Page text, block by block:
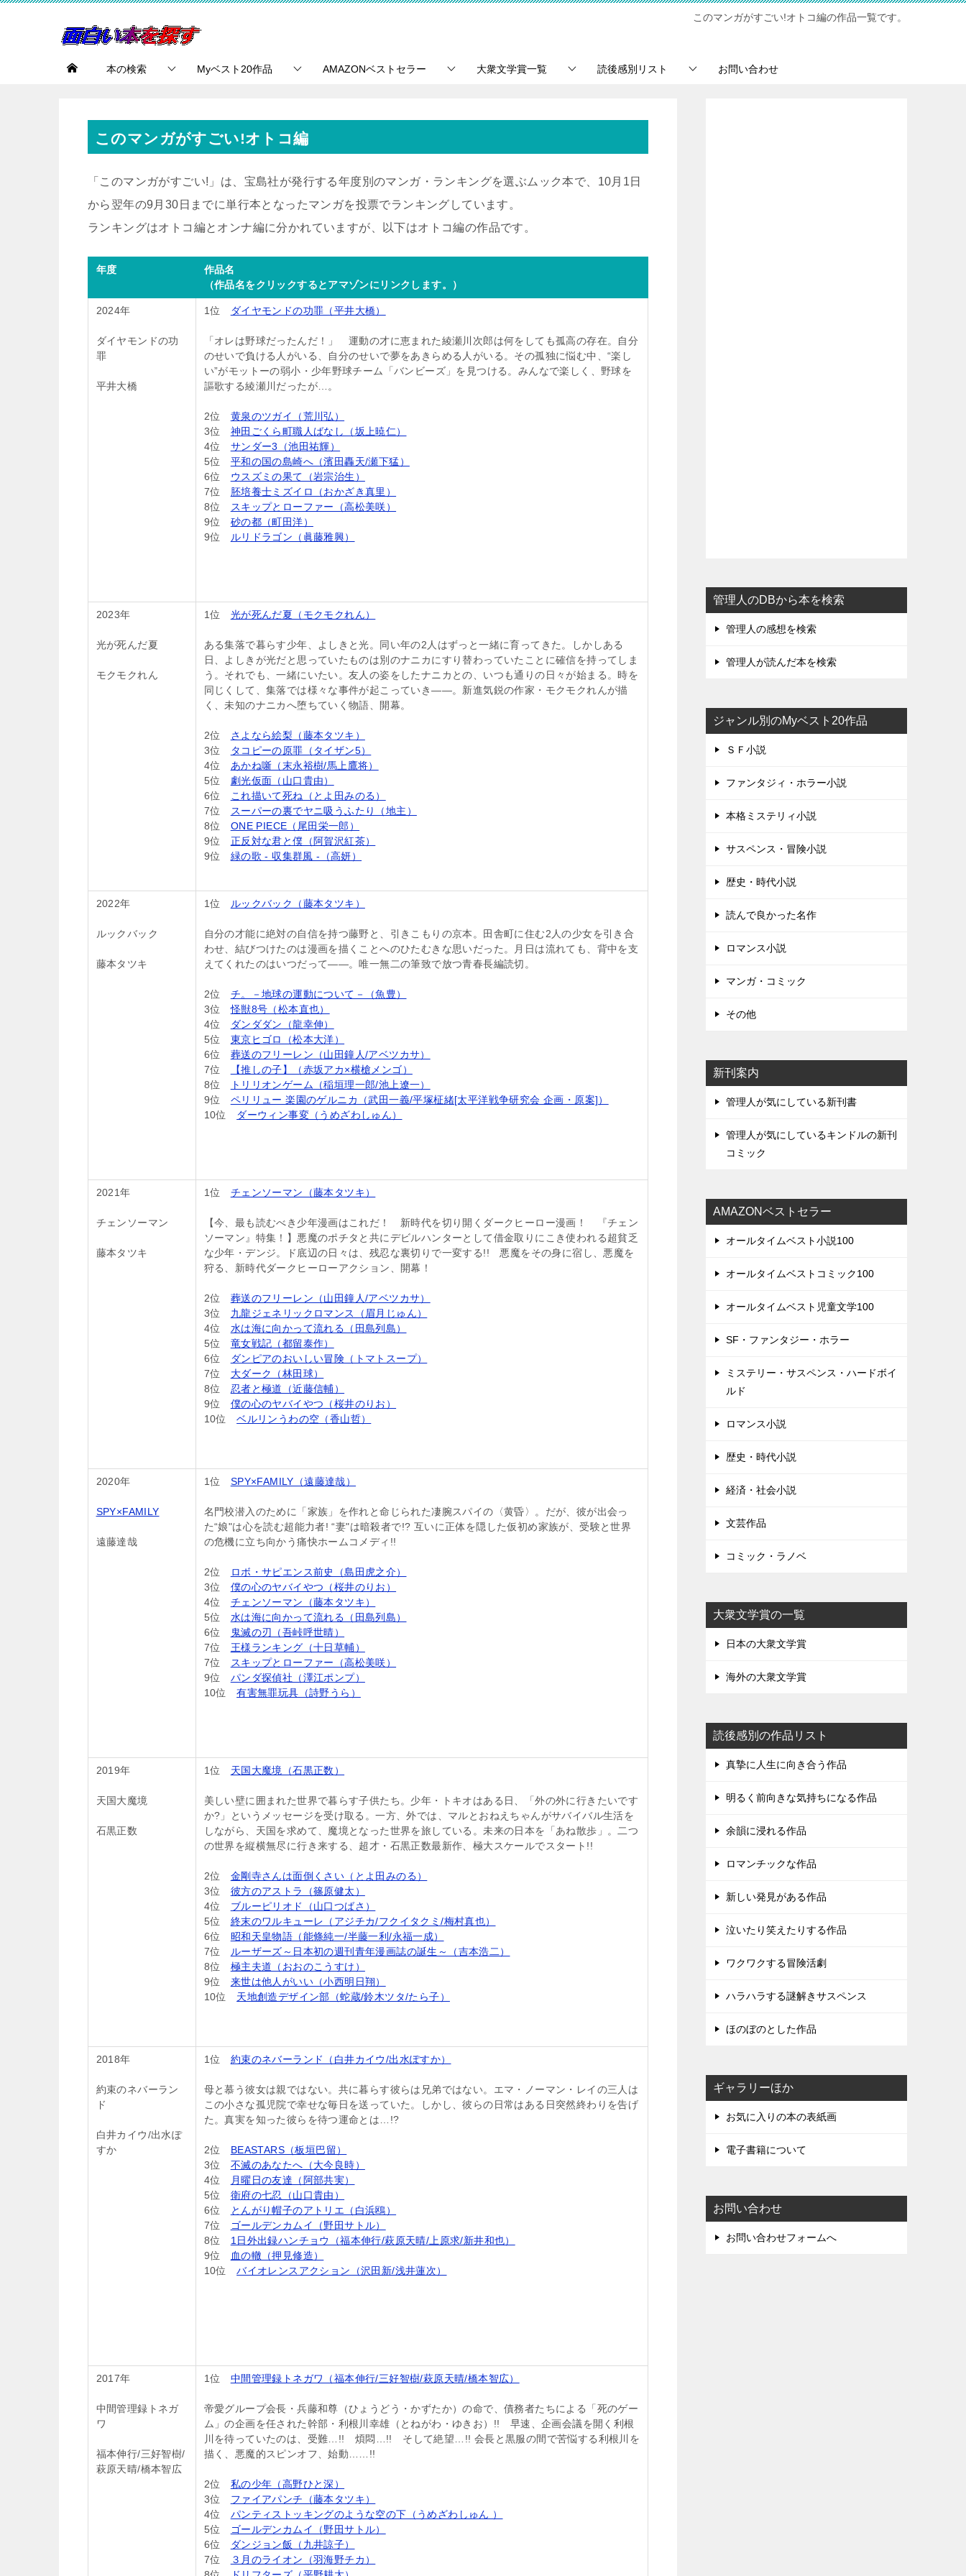
このマンガがすごい!オトコ編の作品一覧です。
本の検索 Myベスト20作品 AMAZONベストセラー 大衆文学賞一覧 読後感別リスト お問い合わせ
このマンガがすごい!オトコ編
「このマンガがすごい!」は、宝島社が発行する年度別のマンガ・ランキングを選ぶムック本で、10月1日
から翌年の9月30日までに単行本となったマンガを投票でランキングしています。
ランキングはオトコ編とオンナ編に分かれていますが、以下はオトコ編の作品です。
年度
作品名
（作品名をクリックするとアマゾンにリンクします。）
2024年
ダイヤモンドの功
罪
平井大橋
1位 ダイヤモンドの功罪（平井大橋）
「オレは野球だったんだ！」 運動の才に恵まれた綾瀬川次郎は何をしても孤高の存在。自分
のせいで負ける人がいる、自分のせいで夢をあきらめる人がいる。その孤独に悩む中、“楽し
い”がモットーの弱小・少年野球チーム「バンビーズ」を見つける。みんなで楽しく、野球を
謳歌する綾瀬川だったが…。
2位 黄泉のツガイ（荒川弘）
3位 神田ごくら町職人ばなし（坂上暁仁）
4位 サンダー3（池田祐輝）
5位 平和の国の島崎へ（濱田轟天/瀬下猛）
6位 ウスズミの果て（岩宗治生）
7位 胚培養士ミズイロ（おかざき真里）
8位
スキップとローファー（高松美咲）
9位 砂の都（町田洋）
9位
ルリドラゴン（眞藤雅興）
2023年
光が死んだ夏
モクモクれん
1位 光が死んだ夏（モクモクれん）
ある集落で暮らす少年、よしきと光。同い年の2人はずっと一緒に育ってきた。しかしある
日、よしきが光だと思っていたものは別のナニカにすり替わっていたことに確信を持ってしま
う。それでも、一緒にいたい。友人の姿をしたナニカとの、いつも通りの日々が始まる。時を
同じくして、集落では様々な事件が起こっていき――。新進気鋭の作家・モクモクれんが描
く、未知のナニカへ堕ちていく物語、開幕。
2位 さよなら絵梨（藤本タツキ）
3位
タコピーの原罪（タイザン5）
4位 あかね噺（末永裕樹/馬上鷹将）
5位 劇光仮面（山口貴由）
6位
これ描いて死ね（とよ田みのる）
7位
スーパーの裏でヤニ吸うふたり（地主）
8位 ONE PIECE（尾田栄一郎）
9位 正反対な君と僕（阿賀沢紅茶）
9位 緑の歌 - 収集群風 -（高妍）
2022年
ルックバック
藤本タツキ
1位 ルックバック（藤本タツキ）
自分の才能に絶対の自信を持つ藤野と、引きこもりの京本。田舎町に住む2人の少女を引き合
わせ、結びつけたのは漫画を描くことへのひたむきな思いだった。月日は流れても、背中を支
えてくれたのはいつだって――。唯一無二の筆致で放つ青春長編読切。
2位 チ。－地球の運動について－（魚豊）
3位怪獣8号（松本直也）
4位
ダンダダン（龍幸伸）
5位 東京ヒゴロ（松本大洋）
6位 葬送のフリーレン（山田鐘人/アベツカサ）
7位
【推しの子】（赤坂アカ×横槍メンゴ）
8位
トリリオンゲーム（稲垣理一郎/池上遼一）
9位 ペリリュー 楽園のゲルニカ（武田一義/平塚柾緒[太平洋戦争研究会 企画・原案]）
10位
ダーウィン事変（うめざわしゅん）
2021年
チェンソーマン
藤本タツキ
1位 チェンソーマン（藤本タツキ）
【今、最も読むべき少年漫画はこれだ！ 新時代を切り開くダークヒーロー漫画！ 『チェン
ソーマン』特集！】悪魔のポチタと共にデビルハンターとして借金取りにこき使われる超貧乏
な少年・デンジ。ド底辺の日々は、残忍な裏切りで一変する!! 悪魔をその身に宿し、悪魔を
狩る、新時代ダークヒーローアクション、開幕！
2位 葬送のフリーレン（山田鐘人/アベツカサ）
3位 九龍ジェネリックロマンス（眉月じゅん）
4位 水は海に向かって流れる（田島列島）
5位 竜女戦記（都留泰作）
6位
ダンピアのおいしい冒険（トマトスープ）
7位 大ダーク（林田球）
8位 忍者と極道（近藤信輔）
9位 僕の心のヤバイやつ（桜井のりお）
10位ベルリンうわの空（香山哲）
2020年
SPY×FAMILY
遠藤達哉
1位 SPY×FAMILY（遠藤達哉）
名門校潜入のために「家族」を作れと命じられた凄腕スパイの〈黄昏〉。だが、彼が出会っ
た“娘"は心を読む超能力者! “妻"は暗殺者で!? 互いに正体を隠した仮初め家族が、受験と世界
の危機に立ち向かう痛快ホームコメディ!!
2位
ロボ・サピエンス前史（島田虎之介）
3位 僕の心のヤバイやつ（桜井のりお）
4位 チェンソーマン（藤本タツキ）
5位 水は海に向かって流れる（田島列島）
6位
鬼滅の刃（吾峠呼世晴）
7位 王様ランキング（十日草輔）
7位
スキップとローファー（高松美咲）
9位 パンダ探偵社（澤江ポンプ）
10位有害無罪玩具（詩野うら）
2019年
天国大魔境
石黒正数
1位 天国大魔境（石黒正数）
美しい壁に囲まれた世界で暮らす子供たち。少年・トキオはある日、「外の外に行きたいです
か?」というメッセージを受け取る。一方、外では、マルとおねえちゃんがサバイバル生活を
しながら、天国を求めて、魔境となった世界を旅している。未来の日本を「あね散歩」。二つ
の世界を縦横無尽に行き来する、超才・石黒正数最新作、極大スケールでスタート!!
2位 金剛寺さんは面倒くさい（とよ田みのる）
3位 彼方のアストラ（篠原健太）
4位 ブルーピリオド（山口つばさ）
5位 終末のワルキューレ（アジチカ/フクイタクミ/梅村真也）
6位 昭和天皇物語（能條純一/半藤一利/永福一成）
7位
ルーザーズ～日本初の週刊青年漫画誌の誕生～（吉本浩二）
8位 極主夫道（おおのこうすけ）
9位 来世は他人がいい（小西明日翔）
10位 天地創造デザイン部（蛇蔵/鈴木ツタ/たら子）
2018年
約束のネバーラン
ド
白井カイウ/出水ぽ
すか
1位 約束のネバーランド（白井カイウ/出水ぽすか）
母と慕う彼女は親ではない。共に暮らす彼らは兄弟ではない。エマ・ノーマン・レイの三人は
この小さな孤児院で幸せな毎日を送っていた。しかし、彼らの日常はある日突然終わりを告げ
た。真実を知った彼らを待つ運命とは…!?
2位 BEASTARS（板垣巴留）
3位 不滅のあなたへ（大今良時）
4位
月曜日の友達（阿部共実）
5位 衛府の七忍（山口貴由）
6位
とんがり帽子のアトリエ（白浜鴎）
7位
ゴールデンカムイ（野田サトル）
8位 1日外出録ハンチョウ（福本伸行/萩原天晴/上原求/新井和也）
9位
血の轍（押見修造）
10位バイオレンスアクション（沢田新/浅井蓮次）
2017年
中間管理録トネガ
ワ
福本伸行/三好智樹/
萩原天晴/橋本智広
1位 中間管理録トネガワ（福本伸行/三好智樹/萩原天晴/橋本智広）
帝愛グループ会長・兵藤和尊（ひょうどう・かずたか）の命で、債務者たちによる「死のゲー
ム」の企画を任された幹部・利根川幸雄（とねがわ・ゆきお）!! 早速、企画会議を開く利根
川を待っていたのは、受難…!! 煩悶…!! そして絶望…!! 会長と黒服の間で苦悩する利根川を
描く、悪魔的スピンオフ、始動……!!
2位 私の少年（高野ひと深）
3位 ファイアパンチ（藤本タツキ）
4位 パンティストッキングのような空の下（うめざわしゅん ）
5位
ゴールデンカムイ（野田サトル）
6位
ダンジョン飯（九井諒子）
7位
３月のライオン（羽海野チカ）
管理人のDBから本を検索
管理人の感想を検索
管理人が読んだ本を検索
ジャンル別のMyベスト20作品
ＳＦ小説
ファンタジィ・ホラー小説
本格ミステリィ小説
サスペンス・冒険小説
歴史・時代小説
読んで良かった名作
ロマンス小説
マンガ・コミック
その他
新刊案内
管理人が気にしている新刊書
管理人が気にしているキンドルの新刊
コミック
AMAZONベストセラー
オールタイムベスト小説100
オールタイムベストコミック100
オールタイムベスト児童文学100
SF・ファンタジー・ホラー
ミステリー・サスペンス・ハードボイ
ルド
ロマンス小説
歴史・時代小説
経済・社会小説
文芸作品
コミック・ラノベ
大衆文学賞の一覧
日本の大衆文学賞
海外の大衆文学賞
読後感別の作品リスト
真摯に人生に向き合う作品
明るく前向きな気持ちになる作品
余韻に浸れる作品
ロマンチックな作品
新しい発見がある作品
泣いたり笑えたりする作品
ワクワクする冒険活劇
ハラハラする謎解きサスペンス
ほのぼのとした作品
ギャラリーほか
お気に入りの本の表紙画
電子書籍について
お問い合わせ
お問い合わせフォームへ